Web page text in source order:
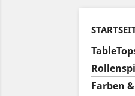
Farben